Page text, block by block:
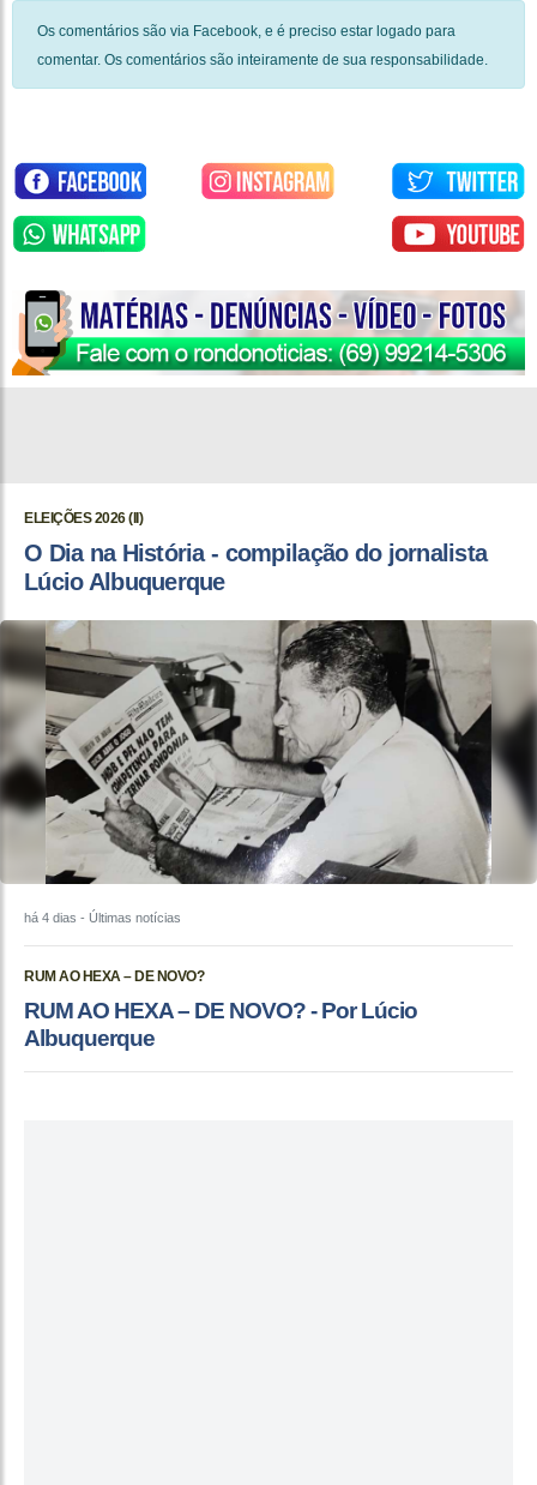
Os comentários são via Facebook, e é preciso estar logado para
comentar. Os comentários são inteiramente de sua responsabilidade.
ELEIÇÕES 2026 (II)
O Dia na História - compilação do jornalista
Lúcio Albuquerque
há 4 dias - Últimas notícias
RUM AO HEXA – DE NOVO?
RUM AO HEXA – DE NOVO? - Por Lúcio
Albuquerque